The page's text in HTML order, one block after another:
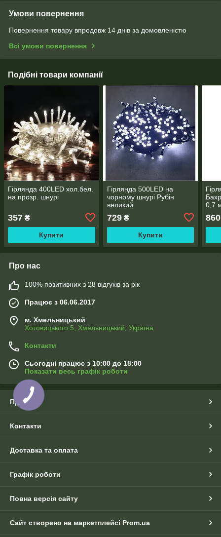
Умови повернення
Повернення товару впродовж 14 днів за домовленістю
Всі умови повернення
Подібні товари компанії
Гірлянда 400LED хол.бел.
на прозр. шнурі
357 ₴
Купити
Гірлянда 500LED на
чорному шнурі Рубін
великий
729₴
Купити
0,7
860
Про нас
100% позитивних з 28 відгуків за рік
Працює з 06.06.2017
м. Хмельницький
Хотовицького 5, Хмельницький, Україна
Контакти
Сьогодні працює з 10:00 до 18:00
Показати весь графік роботи
Про нас
Контакти
Доставка та оплата
Графік роботи
Повна версія сайту
Сайт створено на маркетплейсі Prom.ua